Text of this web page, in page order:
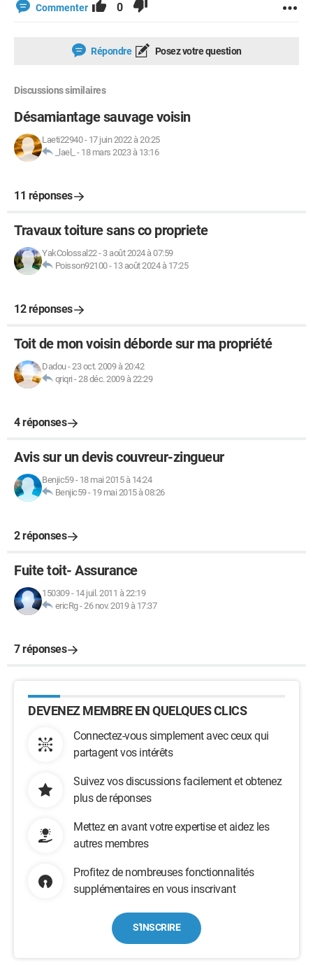
Commenter 0
Répondre Posez votre question
Discussions similaires
Désamiantage sauvage voisin
Laeti22940- 17 juin 2022 à 20:25
_lael_
- 18 mars 2023 à 13:16
11 réponses
Travaux toiture sans co propriete
YakColossal22- 3 août 2024 à 07:59
Poisson92100- 13 août 2024 à 17:25
12 réponses
Toit de mon voisin déborde sur ma propriété
Dadou-23 oct. 2009 à 20:42
qriqri -28 déc. 2009 à 22:29
4 réponses
Avis sur un devis couvreur-zingueur
Benjic59- 18 mai 2015 à 14:24
Benjic59- 19 mai 2015 à 08:26
2 réponses
Fuite toit- Assurance
150309- 14 juil. 2011 à 22:19
ericRg-26 nov. 2019 à 17:37
7 réponses
DEVENEZ MEMBRE EN QUELQUES CLICS
Connectez-vous simplement avec ceux qui
partagent vos intérêts
Suivez vos discussions facilement et obtenez
plus de réponses
Mettez en avant votre expertise et aidez les
autres membres
Profitez de nombreuses fonctionnalités
supplémentaires en vous inscrivant
S'INSCRIRE